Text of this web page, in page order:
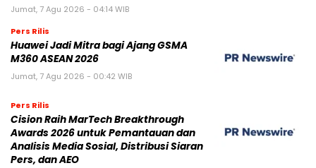
Jumat, 7 Agu 2026 - 04:14 WIB
Pers Rilis
Huawei Jadi Mitra bagi Ajang GSMA
M360 ASEAN 2026
Jumat, 7 Agu 2026 - 00:42 WIB
Pers Rilis
Cision Raih MarTech Breakthrough
Awards 2026 untuk Pemantauan dan
Analisis Media Sosial, Distribusi Siaran
Pers, dan AEO